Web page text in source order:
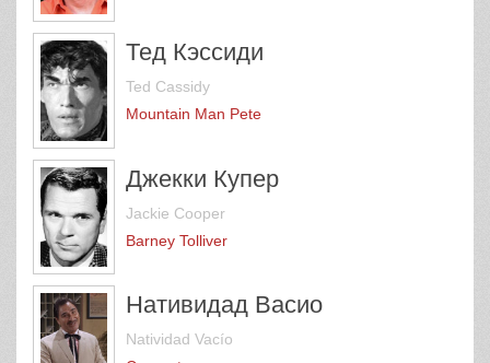
Тед Кэссиди
Ted Cassidy
Mountain Man Pete
Джекки Купер
Jackie Cooper
Barney Tolliver
Нативидад Васио
Natividad Vacío